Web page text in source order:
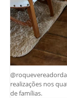
realizações nos
de famílias.